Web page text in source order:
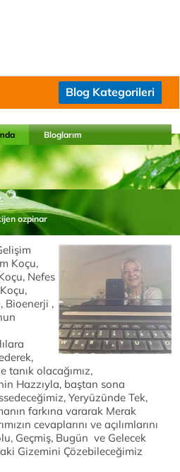
Blog Kategorileri
Bloglarım
ozpinar
Koçu,
Nefes
Bioenerji ,
olacağımız,
Hazzıyla, baştan sona
Yeryüzünde Tek,
farkına vararak Merak
cevaplarını ve açılımlarını
Geçmiş, Bugün ve Gelecek
Gizemini Çözebileceğimiz